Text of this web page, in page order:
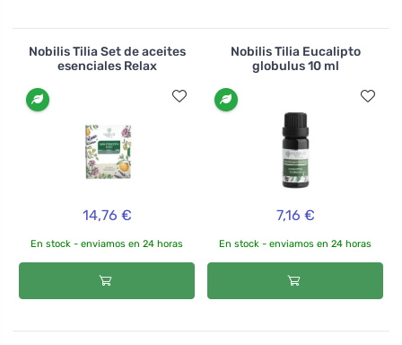
Nobilis Tilia Set de aceites
esenciales Relax
14,76 €
En stock - enviamos en 24 horas
Nobilis Tilia Eucalipto
globulus 10 ml
7,16 €
En stock - enviamos en 24 horas